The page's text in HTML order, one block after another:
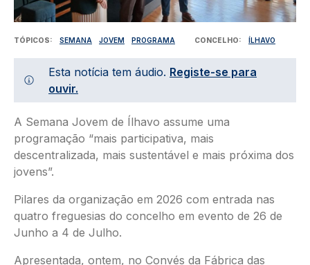
TÓPICOS SEMANA JOVEM PROGRAMA CONCELHO ÍLHAVO
Esta notícia tem áudio. Registe-se para
ouvir.
A Semana Jovem de Ílhavo assume uma
programação “mais participativa, mais
descentralizada, mais sustentável e mais próxima dos
jovens”.
Pilares da organização em 2026 com entrada nas
quatro freguesias do concelho em evento de 26 de
Junho a 4 de Julho.
Apresentada, ontem, no Convés da Fábrica das